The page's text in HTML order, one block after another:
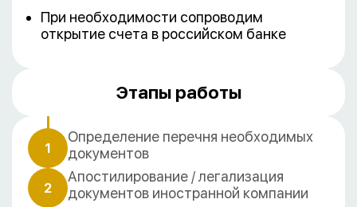
При необходимости сопроводим
открытие счета в российском банке
Этапы работы
1
Определение перечня необходимых
документов
2
Апостилирование / легализация
документов иностранной компании